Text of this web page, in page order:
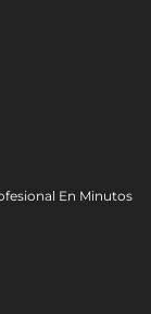
En Minutos